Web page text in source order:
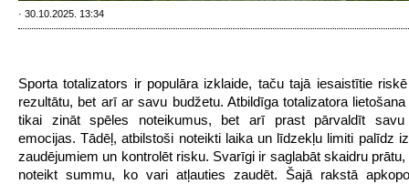
· 30.10.2025. 13:34
Sporta totalizators ir populāra izklaide, taču tajā iesaistītie
rezultātu, bet arī ar savu budžetu. Atbildīga totalizatora
tikai zināt spēles noteikumus, bet arī prast pārvaldīt
emocijas. Tādēļ, atbilstoši noteikti laika un līdzekļu limiti palīdz
zaudējumiem un kontrolēt risku. Svarīgi ir saglabāt skaidru
noteikt summu, ko vari atļauties zaudēt. Šajā rakstā